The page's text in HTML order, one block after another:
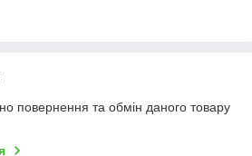
повернення та обмін даного товару